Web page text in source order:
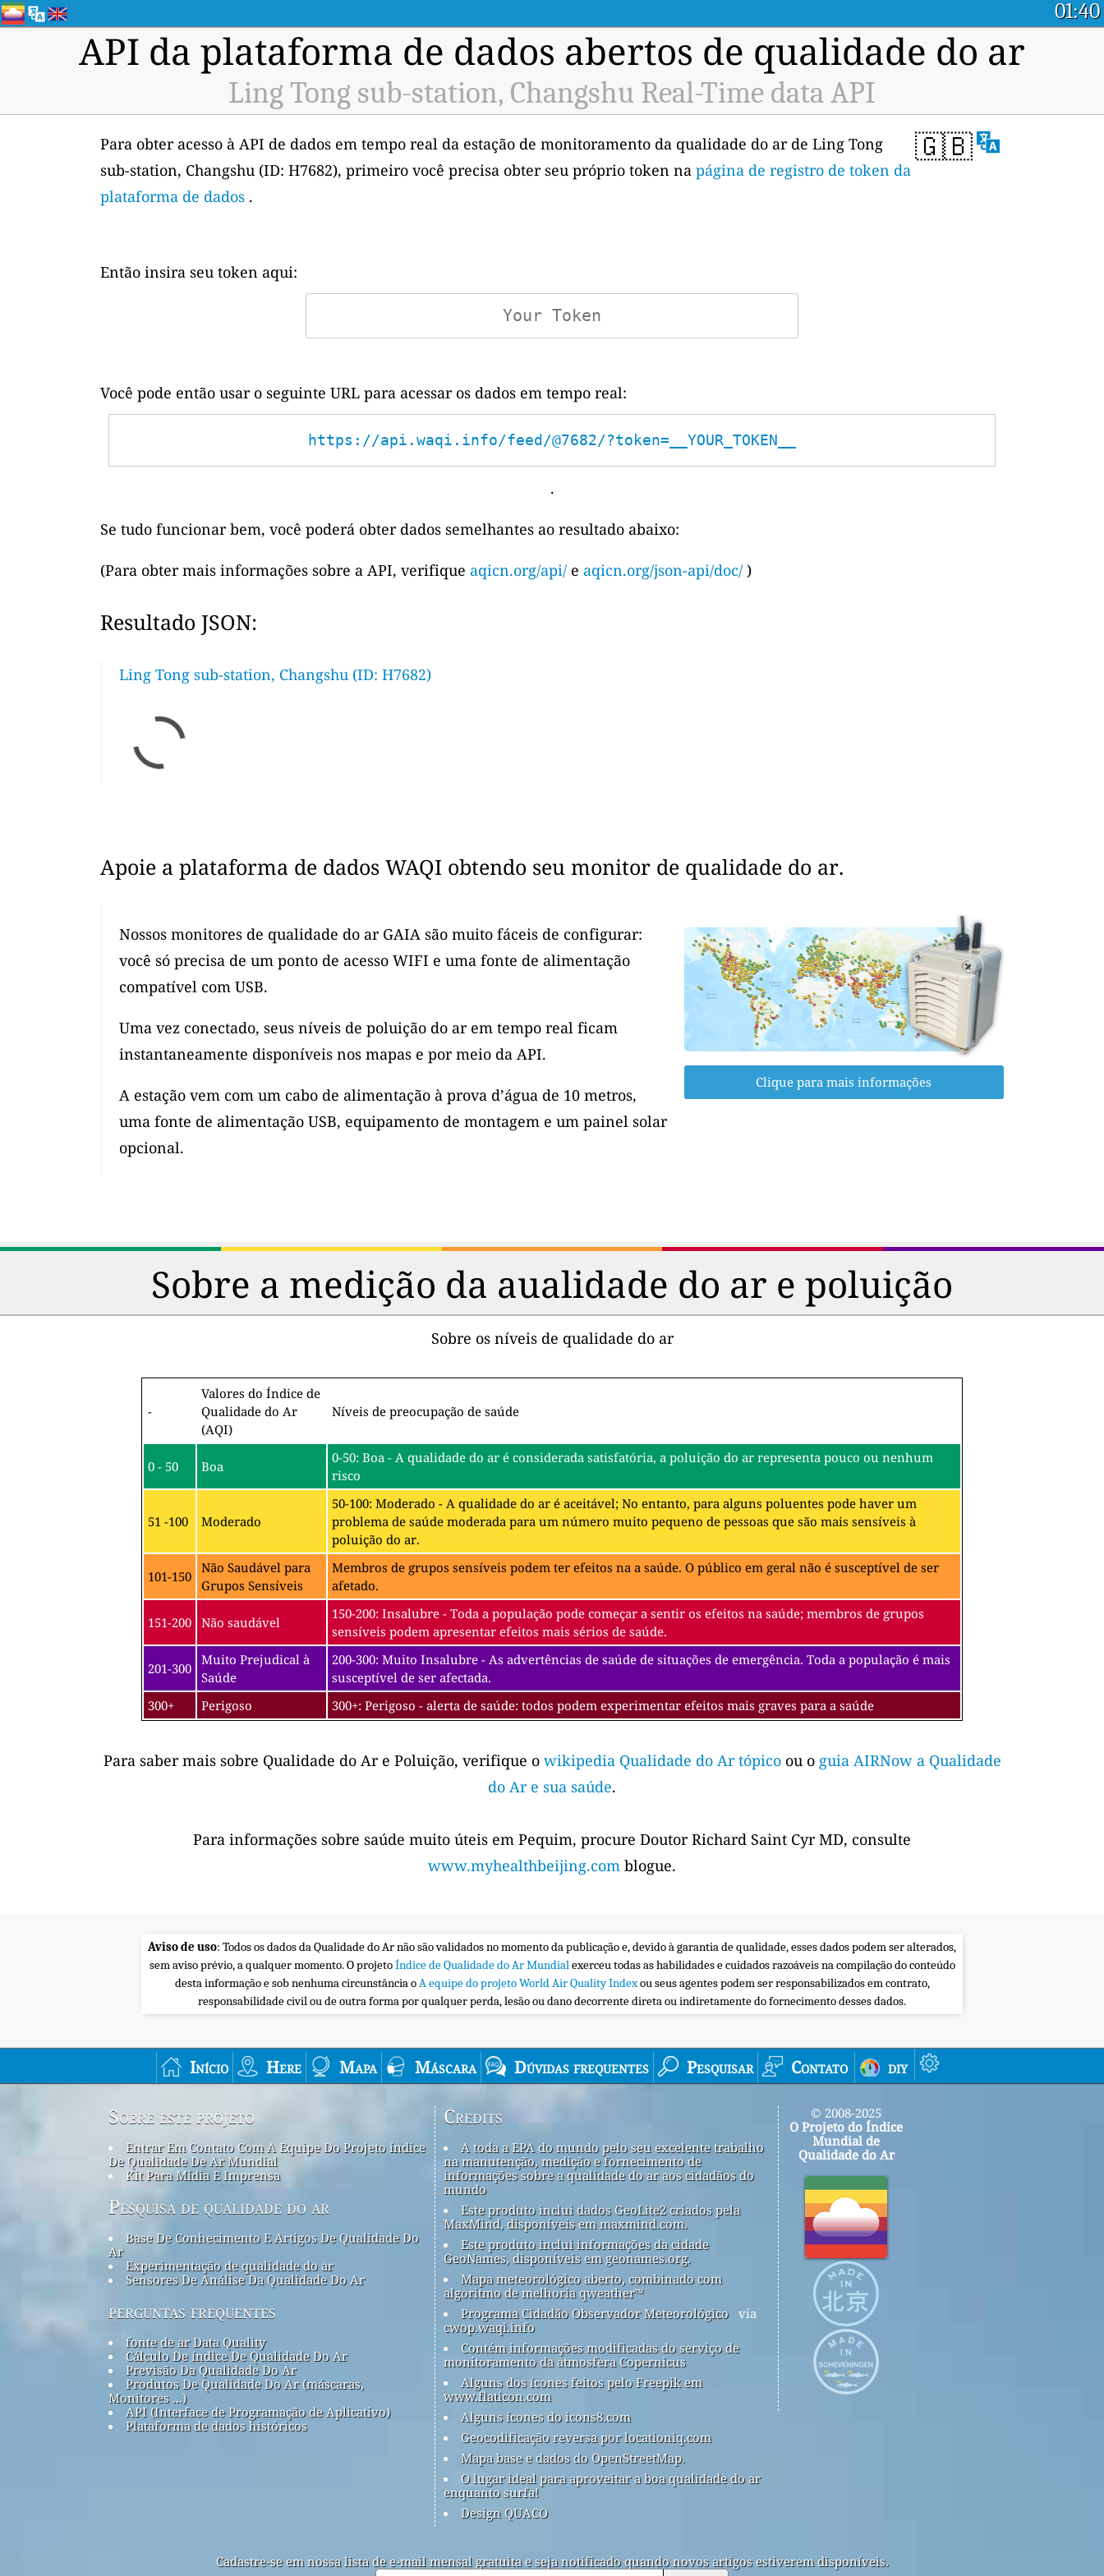
01:40
API da plataforma de dados abertos de qualidade do ar
Ling Tong sub-station, Changshu Real-Time data API
🇬🇧
Para obter acesso à API de dados em tempo real da estação de monitoramento da qualidade do ar de Ling Tong
sub-station, Changshu (ID: H7682), primeiro você precisa obter seu próprio token na página de registro de token da
plataforma de dados .
Então insira seu token aqui:
Você pode então usar o seguinte URL para acessar os dados em tempo real:
https://api.waqi.info/feed/@7682/?token=__YOUR_TOKEN__
.
Se tudo funcionar bem, você poderá obter dados semelhantes ao resultado abaixo:
(Para obter mais informações sobre a API, verifique aqicn.org/api/ e aqicn.org/json-api/doc/ )
Resultado JSON:
Ling Tong sub-station, Changshu (ID: H7682)
Apoie a plataforma de dados WAQI obtendo seu monitor de qualidade do ar.
Nossos monitores de qualidade do ar GAIA são muito fáceis de configurar:
você só precisa de um ponto de acesso WIFI e uma fonte de alimentação
compatível com USB.
Uma vez conectado, seus níveis de poluição do ar em tempo real ficam
instantaneamente disponíveis nos mapas e por meio da API.
A estação vem com um cabo de alimentação à prova d’água de 10 metros,
uma fonte de alimentação USB, equipamento de montagem e um painel solar
opcional.
Clique para mais informações
Sobre a medição da aualidade do ar e poluição
Sobre os níveis de qualidade do ar
-
Valores do Índice de
Qualidade do Ar
(AQI)
Níveis de preocupação de saúde
0 - 50 Boa
0-50: Boa - A qualidade do ar é considerada satisfatória, a poluição do ar representa pouco ou nenhum
risco
51 -100 Moderado
50-100: Moderado - A qualidade do ar é aceitável; No entanto, para alguns poluentes pode haver um
problema de saúde moderada para um número muito pequeno de pessoas que são mais sensíveis à
poluição do ar.
101-150
Não Saudável para
Grupos Sensíveis
Membros de grupos sensíveis podem ter efeitos na a saúde. O público em geral não é susceptível de ser
afetado.
151-200 Não saudável
150-200: Insalubre - Toda a população pode começar a sentir os efeitos na saúde; membros de grupos
sensíveis podem apresentar efeitos mais sérios de saúde.
201-300
Muito Prejudical à
Saúde
200-300: Muito Insalubre - As advertências de saúde de situações de emergência. Toda a população é mais
susceptível de ser afectada.
300+
Perigoso 300+: Perigoso - alerta de saúde: todos podem experimentar efeitos mais graves para a saúde
Para saber mais sobre Qualidade do Ar e Poluição, verifique o wikipedia Qualidade do Ar tópico ou o guia AIRNow a Qualidade
do Ar e sua saúde.
Para informações sobre saúde muito úteis em Pequim, procure Doutor Richard Saint Cyr MD, consulte
www.myhealthbeijing.com blogue.
Aviso de uso: Todos os dados da Qualidade do Ar não são validados no momento da publicação e, devido à garantia de qualidade, esses dados podem ser alterados,
sem aviso prévio, a qualquer momento. O projetoÍndice de Qualidade do Ar Mundialexerceu todas as habilidades e cuidados razoáveis na compilação do conteúdo
desta informação e sob nenhuma circunstância oA equipe do projeto World Air Quality Indexou seus agentes podem ser responsabilizados em contrato,
responsabilidade civil ou de outra forma por qualquer perda, lesão ou dano decorrente direta ou indiretamente do fornecimento desses dados.
Início Here Mapa Máscara Dúvidas frequentes Pesquisar Contato diy
Sobre este projeto
Entrar Em Contato Com A Equipe Do Projeto índice
De Qualidade De Ar Mundial
Kit Para Mídia E Imprensa
Pesquisa de qualidade do ar
Base De Conhecimento E Artigos De Qualidade Do
Ar
Experimentação de qualidade do ar
Sensores De Análise Da Qualidade Do Ar
perguntas frequentes
fonte de ar Data Quality
Cálculo De índice De Qualidade Do Ar
Previsão Da Qualidade Do Ar
Produtos De Qualidade Do Ar (máscaras,
Monitores ...)
API (Interface de Programação de Aplicativo)
Plataforma de dados históricos
Credits
A toda a EPA do mundo pelo seu excelente trabalho
na manutenção, medição e fornecimento de
informações sobre a qualidade do ar aos cidadãos do
mundo
Este produto inclui dados GeoLite2 criados pela
MaxMind, disponíveis em maxmind.com.
Este produto inclui informações da cidade
GeoNames, disponíveis em geonames.org.
Mapa meteorológico aberto, combinado com
algoritmo de melhoria qweather™
Programa Cidadão Observador Meteorológico via
cwop.waqi.info
Contém informações modificadas do serviço de
monitoramento da atmosfera Copernicus
Alguns dos ícones feitos pelo Freepik em
www.flaticon.com
Alguns ícones do icons8.com
Geocodificação reversa por locationiq.com
Mapa base e dados do OpenStreetMap.
O lugar ideal para aproveitar a boa qualidade do ar
enquanto surfa!
Design QUACO
© 2008-2025
O Projeto do Índice
Mundial de
Qualidade do Ar
Cadastre-se em nossa lista de e-mail mensal gratuita e seja notificado quando novos artigos estiverem disponíveis.